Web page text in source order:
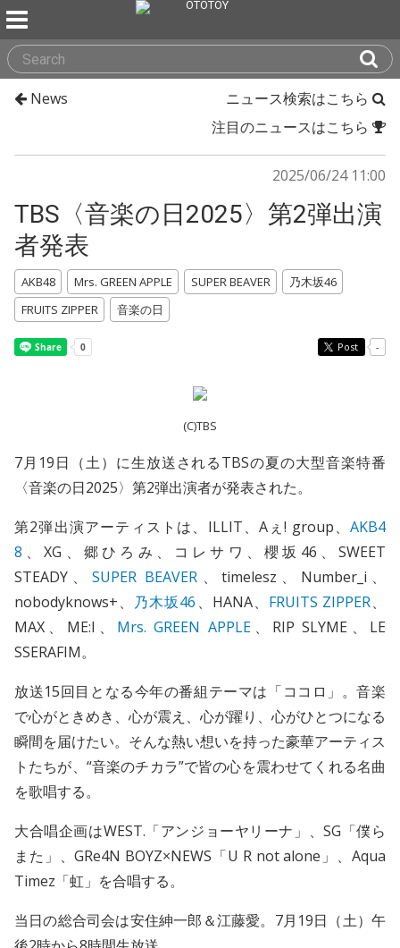
News
ニュース検索はこちら
注目のニュースはこちら
2025/06/24 11:00
TBS〈音楽の日2025〉第2弾出演
者発表
AKB48 Mrs. GREEN APPLE SUPER BEAVER
乃木坂46
FRUITS ZIPPER
音楽の日
Post -
(C)TBS
7月19日（土）に生放送されるTBSの夏の大型音楽特番
〈音楽の日2025〉第2弾出演者が発表された。
第2弾出演アーティストは、ILLIT、Aぇ! group、 AKB4
8 、XG、郷ひろみ、コレサワ、櫻坂46、SWEET
STEADY、 SUPER BEAVER 、timelesz、Number_i、
nobodyknows+、 乃木坂46 、HANA、 FRUITS ZIPPER、
MAX、ME:I、 Mrs. GREEN APPLE、RIP SLYME、LE
SSERAFIM。
放送15回目となる今年の番組テーマは「ココロ」。音楽
で心がときめき、心が震え、心が躍り、心がひとつになる
瞬間を届けたい。そんな熱い想いを持った豪華アーティス
トたちが、“音楽のチカラ”で皆の心を震わせてくれる名曲
を歌唱する。
大合唱企画はWEST.「アンジョーヤリーナ」、SG「僕ら
また」、GRe4N BOYZ×NEWS「U R not alone」、Aqua
Timez「虹」を合唱する。
当日の総合司会は安住紳一郎＆江藤愛。7月19日（土）午